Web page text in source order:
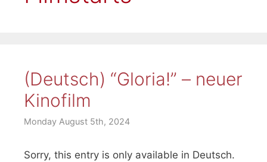
(Deutsch) “Gloria!” – neuer
Kinofilm
Monday August 5th, 2024
Sorry, this entry is only available in Deutsch.